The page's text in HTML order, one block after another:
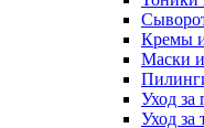
Кремы
Маски
Уход за
Уход за